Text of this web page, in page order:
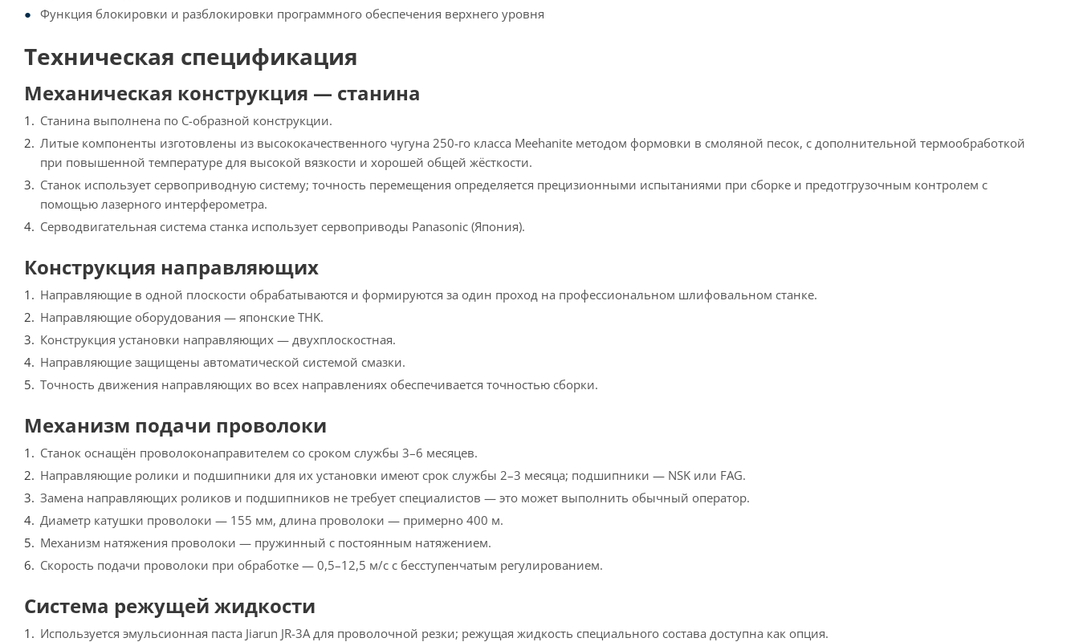
Функция блокировки и разблокировки программного обеспечения верхнего уровня
Техническая спецификация
Механическая конструкция — станина
Станина выполнена по С-образной конструкции.
Литые компоненты изготовлены из высококачественного чугуна 250-го класса Meehanite методом формовки в смоляной песок, с дополнительной термообработкой
при повышенной температуре для высокой вязкости и хорошей общей жёсткости.
Станок использует сервоприводную систему; точность перемещения определяется прецизионными испытаниями при сборке и предотгрузочным контролем с
помощью лазерного интерферометра.
Серводвигательная система станка использует сервоприводы Panasonic (Япония).
Конструкция направляющих
Направляющие в одной плоскости обрабатываются и формируются за один проход на профессиональном шлифовальном станке.
Направляющие оборудования — японские THK.
Конструкция установки направляющих — двухплоскостная.
Направляющие защищены автоматической системой смазки.
Точность движения направляющих во всех направлениях обеспечивается точностью сборки.
Механизм подачи проволоки
Станок оснащён проволоконаправителем со сроком службы 3–6 месяцев.
Направляющие ролики и подшипники для их установки имеют срок службы 2–3 месяца; подшипники — NSK или FAG.
Замена направляющих роликов и подшипников не требует специалистов — это может выполнить обычный оператор.
Диаметр катушки проволоки — 155 мм, длина проволоки — примерно 400 м.
Механизм натяжения проволоки — пружинный с постоянным натяжением.
Скорость подачи проволоки при обработке — 0,5–12,5 м/с с бесступенчатым регулированием.
Система режущей жидкости
Используется эмульсионная паста Jiarun JR-3A для проволочной резки; режущая жидкость специального состава доступна как опция.